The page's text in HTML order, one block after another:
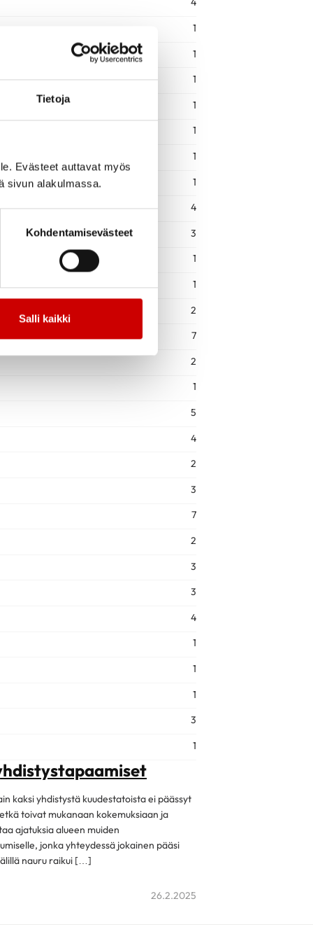
Tietoja
Evästeet auttavat myös
sivun alakulmassa.
Kohdentamisevästeet
Salli kaikki
1
1
1
1
1
1
1
4
3
1
1
2
7
2
1
5
4
2
3
7
2
3
3
4
1
1
1
3
1
kaksi yhdistystä kuudestatoista ei päässyt
toivat mukanaan kokemuksiaan ja
ajatuksia alueen muiden
jonka yhteydessä jokainen pääsi
nauru raikui […]
26.2.2025